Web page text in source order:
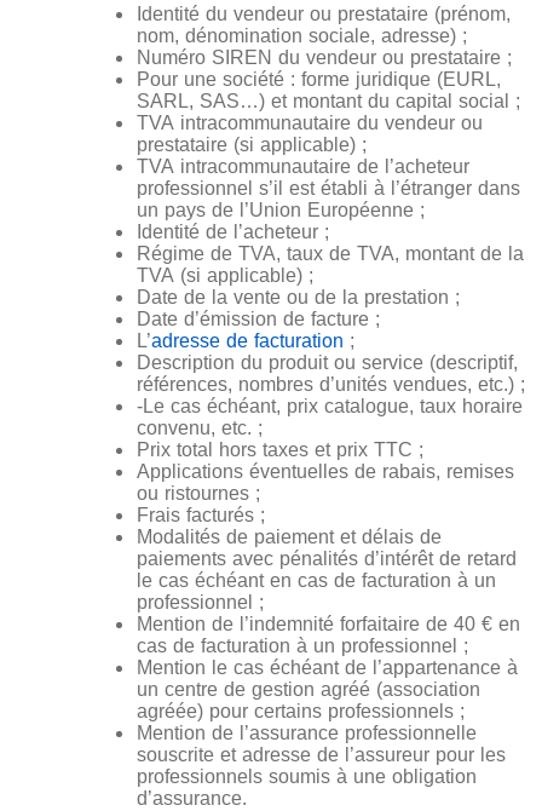
Identité du vendeur ou prestataire (prénom,
nom, dénomination sociale, adresse) ;
Numéro SIREN du vendeur ou prestataire ;
Pour une société : forme juridique (EURL,
SARL, SAS…) et montant du capital social ;
TVA intracommunautaire du vendeur ou
prestataire (si applicable) ;
TVA intracommunautaire de l’acheteur
professionnel s’il est établi à l’étranger dans
un pays de l’Union Européenne ;
Identité de l’acheteur ;
Régime de TVA, taux de TVA, montant de la
TVA (si applicable) ;
Date de la vente ou de la prestation ;
Date d’émission de facture ;
L’adresse de facturation ;
Description du produit ou service (descriptif,
références, nombres d’unités vendues, etc.) ;
-Le cas échéant, prix catalogue, taux horaire
convenu, etc. ;
Prix total hors taxes et prix TTC ;
Applications éventuelles de rabais, remises
ou ristournes ;
Frais facturés ;
Modalités de paiement et délais de
paiements avec pénalités d’intérêt de retard
le cas échéant en cas de facturation à un
professionnel ;
Mention de l’indemnité forfaitaire de 40 € en
cas de facturation à un professionnel ;
Mention le cas échéant de l’appartenance à
un centre de gestion agréé (association
agréée) pour certains professionnels ;
Mention de l’assurance professionnelle
souscrite et adresse de l’assureur pour les
professionnels soumis à une obligation
d’assurance.